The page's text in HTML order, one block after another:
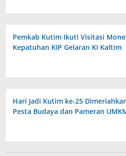
Pemkab Kutim Ikuti Visitasi
Kepatuhan KIP Gelaran KI Kaltim
Hari Jadi Kutim ke-25
Pesta Budaya dan Pameran